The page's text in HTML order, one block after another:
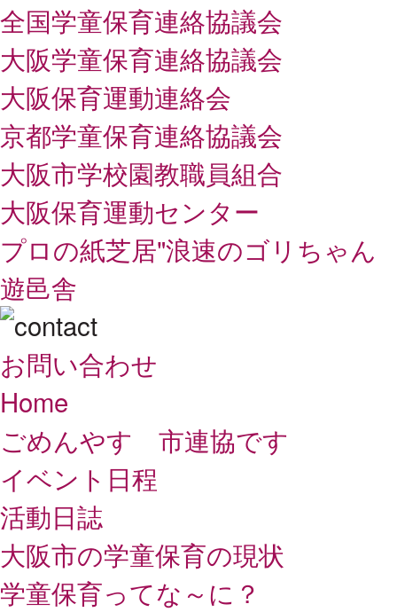
全国学童保育連絡協議会
大阪学童保育連絡協議会
大阪保育運動連絡会
京都学童保育連絡協議会
大阪市学校園教職員組合
大阪保育運動センター
プロの紙芝居"浪速のゴリちゃん
遊邑舎
お問い合わせ
Home
ごめんやす 市連協です
イベント日程
活動日誌
大阪市の学童保育の現状
学童保育ってな～に？